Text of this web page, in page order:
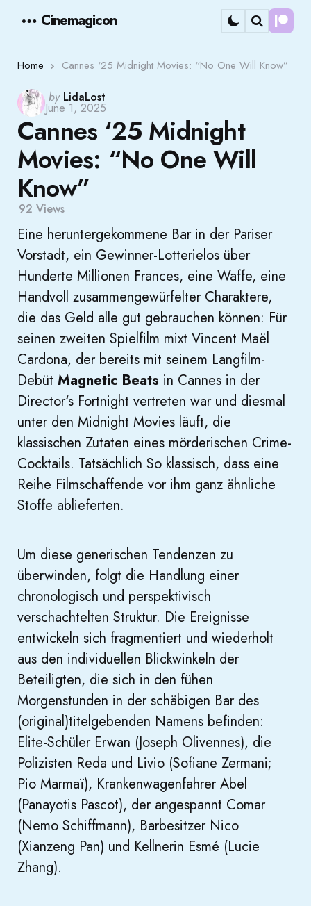
Cinemagicon
Search
Home Cannes ‘25 Midnight Movies: “No One Will Know”
Posted
by
by LidaLost
June 1, 2025
Cannes ‘25 Midnight
Movies: “No One Will
Know”
92 Views
Eine heruntergekommene Bar in der Pariser
Vorstadt, ein Gewinner-Lotterielos über
Hunderte Millionen Frances, eine Waffe, eine
Handvoll zusammengewürfelter Charaktere,
die das Geld alle gut gebrauchen können: Für
seinen zweiten Spielfilm mixt Vincent Maël
Cardona, der bereits mit seinem Langfilm-
Debüt Magnetic Beats in Cannes in der
Director‘s Fortnight vertreten war und diesmal
unter den Midnight Movies läuft, die
klassischen Zutaten eines mörderischen Crime-
Cocktails. Tatsächlich So klassisch, dass eine
Reihe Filmschaffende vor ihm ganz ähnliche
Stoffe ablieferten.
Um diese generischen Tendenzen zu
überwinden, folgt die Handlung einer
chronologisch und perspektivisch
verschachtelten Struktur. Die Ereignisse
entwickeln sich fragmentiert und wiederholt
aus den individuellen Blickwinkeln der
Beteiligten, die sich in den fühen
Morgenstunden in der schäbigen Bar des
(original)titelgebenden Namens befinden:
Elite-Schüler Erwan (Joseph Olivennes), die
Polizisten Reda und Livio (Sofiane Zermani;
Pio Marmaï), Krankenwagenfahrer Abel
(Panayotis Pascot), der angespannt Comar
(Nemo Schiffmann), Barbesitzer Nico
(Xianzeng Pan) und Kellnerin Esmé (Lucie
Zhang).